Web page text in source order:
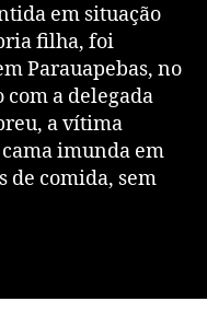
em situação
filha, foi
Parauapebas, no
com a delegada
a vítima
imunda em
de comida, sem